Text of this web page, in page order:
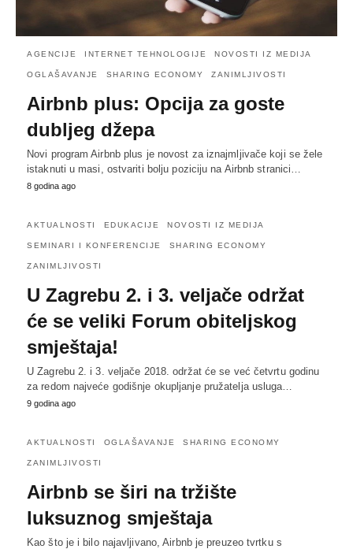
AGENCIJE INTERNET TEHNOLOGIJE NOVOSTI IZ MEDIJA
OGLAŠAVANJE SHARING ECONOMY ZANIMLJIVOSTI
Airbnb plus: Opcija za goste
dubljeg džepa
Novi program Airbnb plus je novost za iznajmljivače koji se žele
istaknuti u masi, ostvariti bolju poziciju na Airbnb stranici…
8 godina ago
AKTUALNOSTI EDUKACIJE NOVOSTI IZ MEDIJA
SEMINARI I KONFERENCIJE SHARING ECONOMY
ZANIMLJIVOSTI
U Zagrebu 2. i 3. veljače održat
će se veliki Forum obiteljskog
smještaja!
U Zagrebu 2. i 3. veljače 2018. održat će se već četvrtu godinu
za redom najveće godišnje okupljanje pružatelja usluga…
9 godina ago
AKTUALNOSTI OGLAŠAVANJE SHARING ECONOMY
ZANIMLJIVOSTI
Airbnb se širi na tržište
luksuznog smještaja
Kao što je i bilo najavljivano, Airbnb je preuzeo tvrtku s